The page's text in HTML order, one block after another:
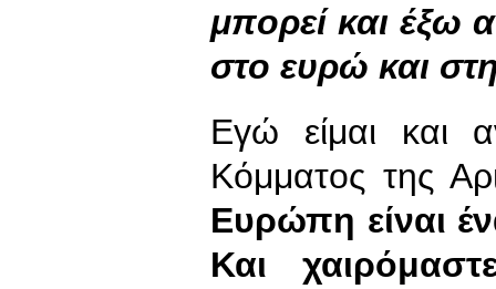
μπορεί και έξω
στο ευρώ και
Εγώ είμαι και
Κόμματος της
Ευρώπη είναι
Και